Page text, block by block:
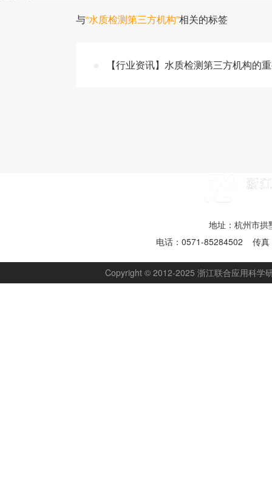
与“水质检测第三方机构”相关的标签
【行业资讯】水质检测第三方机构的
地址：杭州市拱
电话：0571-85284502 传
Copyright © 2012-2025 浙江联合应用科